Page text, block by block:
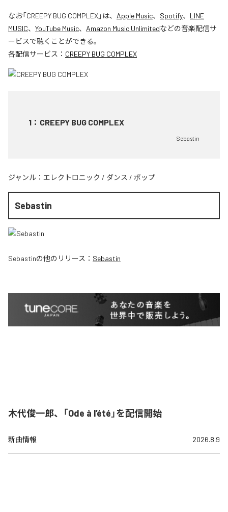
なお「CREEPY BUG COMPLEX」は、 Apple Music、 Spotify、 LINE
MUSIC、 YouTube Music、 Amazon Music Unlimitedなどの音楽配信サ
ービスで聴くことができる。
各配信サービス： CREEPY BUG COMPLEX
1 ： CREEPY BUG COMPLEX
Sebastin
ジャンル： エレクトロニック / ダンス / ポップ
Sebastin
Sebastinの他のリリース： Sebastin
木代俊一郎、「Ode à l’été」を配信開始
新曲情報 2026.8.9